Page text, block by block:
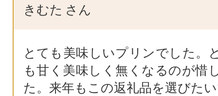
きむた さん
とても美味しいプリンでした。
も甘く美味しく無くなるのが惜
た。来年もこの返礼品を選びた